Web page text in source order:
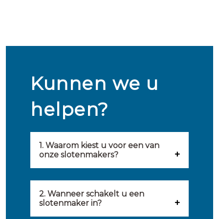
Kunnen we u
helpen?
1. Waarom kiest u voor een van
onze slotenmakers?
geselecteerd op kwaliteit,
2. Wanneer schakelt u een
slotenmaker in?